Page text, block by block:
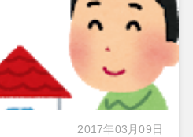
2017年03月09日